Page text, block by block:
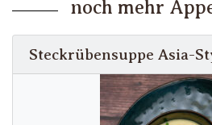
noch mehr
Steckrübensuppe Asia-